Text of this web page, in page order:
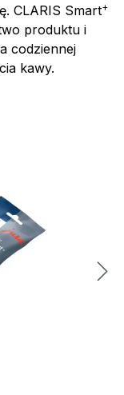
CLARIS Smart+
produktu i
codziennej
kawy.